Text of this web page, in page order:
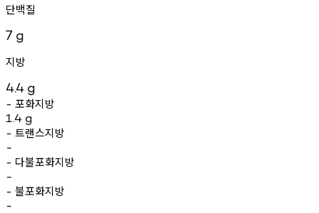
단백질
7 g
지방
4.4 g
- 포화지방
1.4 g
- 트랜스지방
-
- 다불포화지방
-
- 불포화지방
-